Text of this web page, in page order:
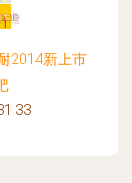
2014新上市